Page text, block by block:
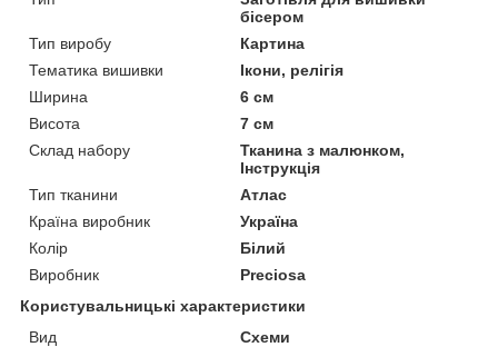
бісером
Тип виробу
Картина
Тематика вишивки
Ікони, релігія
Ширина
6 см
Висота
7 см
Склад набору
Тканина з малюнком,
Інструкція
Тип тканини
Атлас
Країна виробник
Україна
Колір
Білий
Виробник
Preciosa
Користувальницькі характеристики
Вид
Схеми